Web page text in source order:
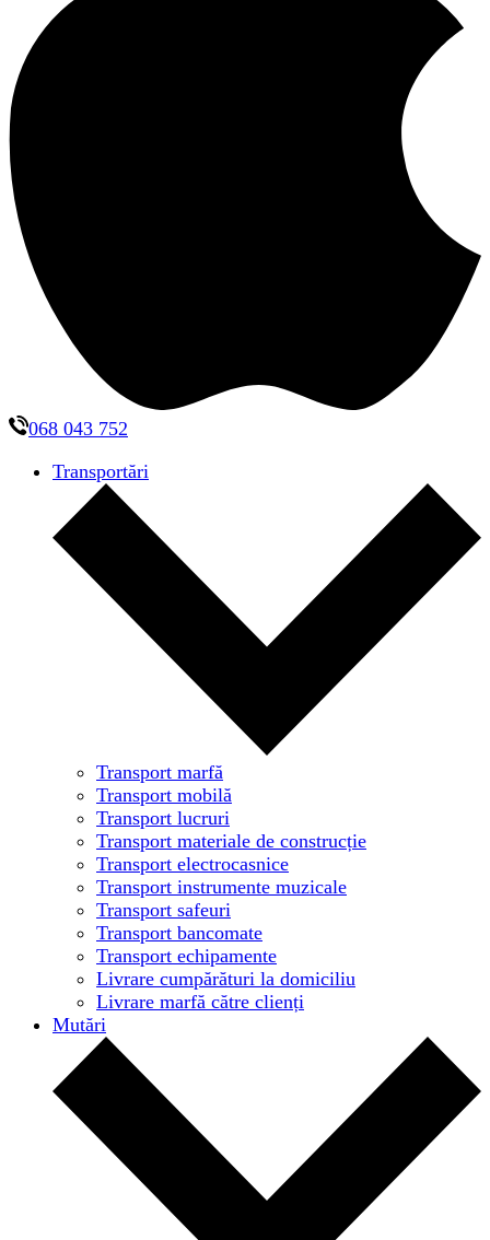
068 043 752
Transportări
Transport marfă
Transport mobilă
Transport lucruri
Transport materiale de construcție
Transport electrocasnice
Transport instrumente muzicale
Transport safeuri
Transport bancomate
Transport echipamente
Livrare cumpărături la domiciliu
Livrare marfă către clienți
Mutări